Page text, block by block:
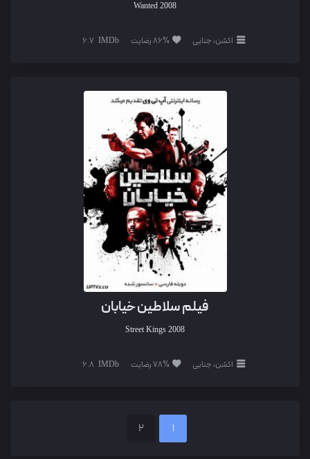
Wanted 2008
اکشن، جنایی 86% رضایت
فیلم سلاطین خیابان
Street Kings 2008
اکشن، جنایی 78% رضایت
1
2